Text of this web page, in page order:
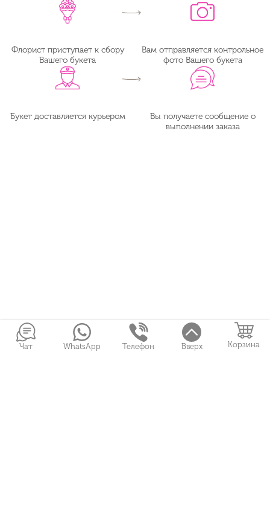
Флорист приступает к сбору
Вашего букета
Вам отправляется контрольное
фото Вашего букета
Букет доставляется курьером
Вы получаете сообщение о
выполнении заказа
Чат WhatsApp Телефон Вверх Корзина